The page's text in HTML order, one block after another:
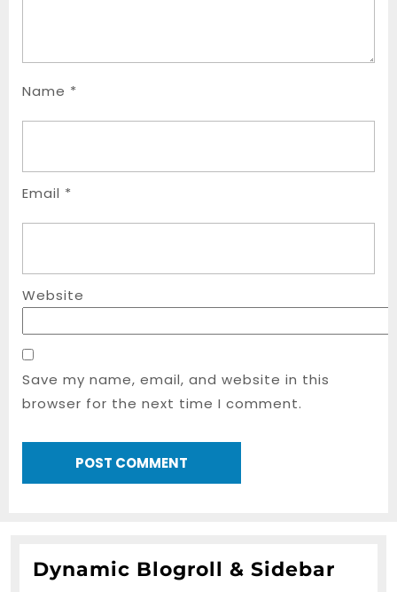
Name *
Email *
Website
Save my name, email, and website in this
browser for the next time I comment.
Dynamic Blogroll & Sidebar